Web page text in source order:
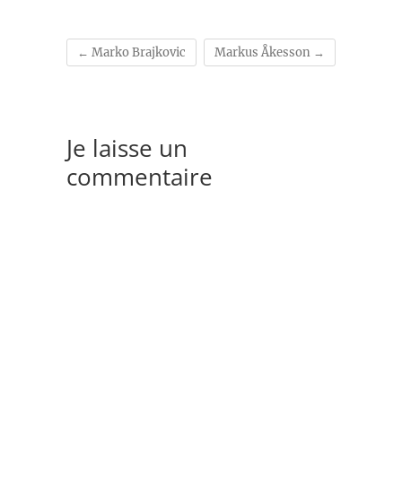
← Marko Brajkovic Markus Åkesson →
Je laisse un
commentaire